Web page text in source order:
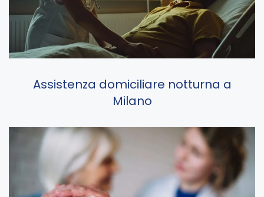
Assistenza domiciliare notturna a
Milano